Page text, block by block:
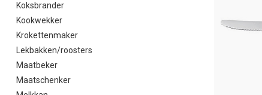
Koksbrander
Kookwekker
Krokettenmaker
Lekbakken/roosters
Maatbeker
Maatschenker